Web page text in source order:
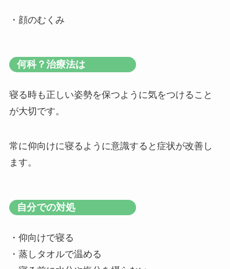
・顔のむくみ
何科？治療法は
寝る時も正しい姿勢を保つように気をつけること
が大切です。
常に仰向けに寝るように意識すると症状が改善し
ます。
自分での対処
・仰向けで寝る
・蒸しタオルで温める